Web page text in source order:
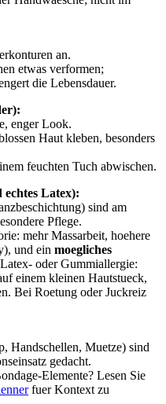
an.
etwas verformen;
die Lebensdauer.
enger Look.
Haut kleben, besonders
feuchten Tuch abwischen.
Latex):
sind am
Pflege.
mehr Massarbeit, hoehere
und ein moegliches
oder Gummiallergie:
einem kleinen Hautstueck,
Bei Roetung oder Juckreiz
Handschellen, Muetze) sind
gedacht.
Elemente? Lesen Sie
fuer Kontext zu